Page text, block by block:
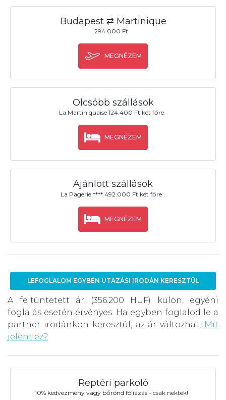
Budapest ⇄ Martinique
294.000 Ft
MEGNÉZEM
Olcsóbb szállások
La Martiniquaise 124.400 Ft két főre
MEGNÉZEM
Ajánlott szállások
La Pagerie **** 492.000 Ft két főre
MEGNÉZEM
LEFOGLALOM EGYBEN UTAZÁSI IRODÁN KERESZTÜL
A feltüntetett ár (356.200 HUF) külön, egyéni
foglalás esetén érvényes. Ha egyben foglalod le a
partner irodánkon keresztül, az ár változhat.
Mit
jelent ez?
Reptéri parkoló
10% kedvezmény vagy bőrönd fóliázás - csak nektek!